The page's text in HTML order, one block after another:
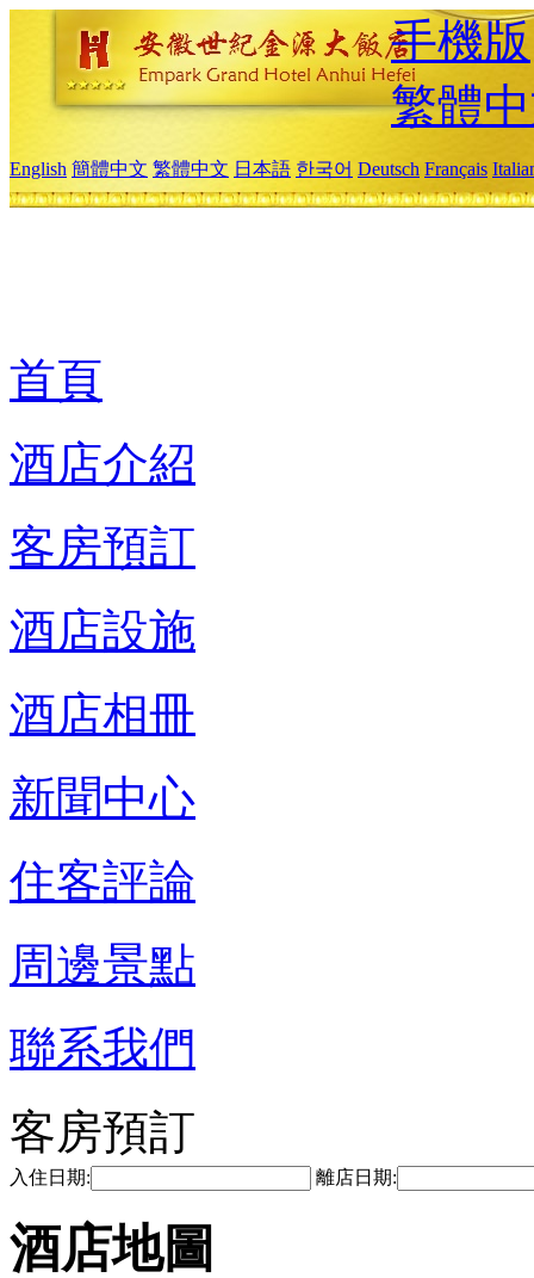
手機版
繁體
English 簡體中文 繁體中文 日本語 한국어 Deutsch Français
首頁
酒店介紹
客房預訂
酒店設施
酒店相冊
新聞中心
住客評論
周邊景點
聯系我們
客房預訂
入住日期: 離店日期:
酒店地圖